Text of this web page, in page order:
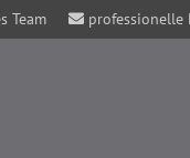
Team professionelle